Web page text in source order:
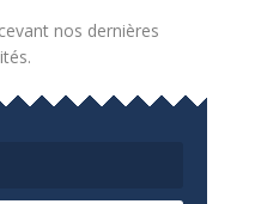
nos dernières